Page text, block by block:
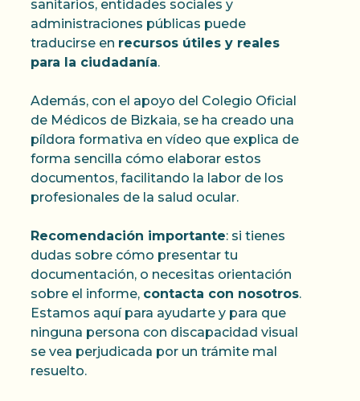
sanitarios, entidades sociales y
administraciones públicas puede
traducirse en recursos útiles y reales
para la ciudadanía.
Además, con el apoyo del Colegio Oficial
de Médicos de Bizkaia, se ha creado una
píldora formativa en vídeo que explica de
forma sencilla cómo elaborar estos
documentos, facilitando la labor de los
profesionales de la salud ocular.
Recomendación importante: si tienes
dudas sobre cómo presentar tu
documentación, o necesitas orientación
sobre el informe, contacta con nosotros.
Estamos aquí para ayudarte y para que
ninguna persona con discapacidad visual
se vea perjudicada por un trámite mal
resuelto.